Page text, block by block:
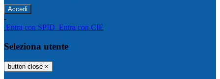
-
Entra con SPID Entra con CIE
Seleziona utente
button close ×